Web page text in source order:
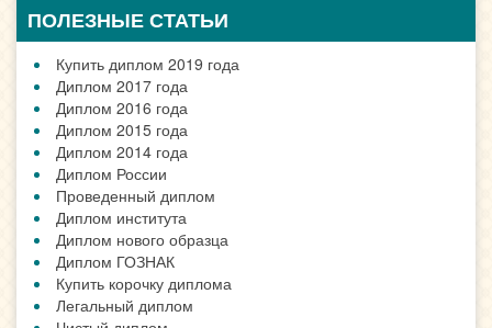
ПОЛЕЗНЫЕ СТАТЬИ
Купить диплом 2019 года
Диплом 2017 года
Диплом 2016 года
Диплом 2015 года
Диплом 2014 года
Диплом России
Проведенный диплом
Диплом института
Диплом нового образца
Диплом ГОЗНАК
Купить корочку диплома
Легальный диплом